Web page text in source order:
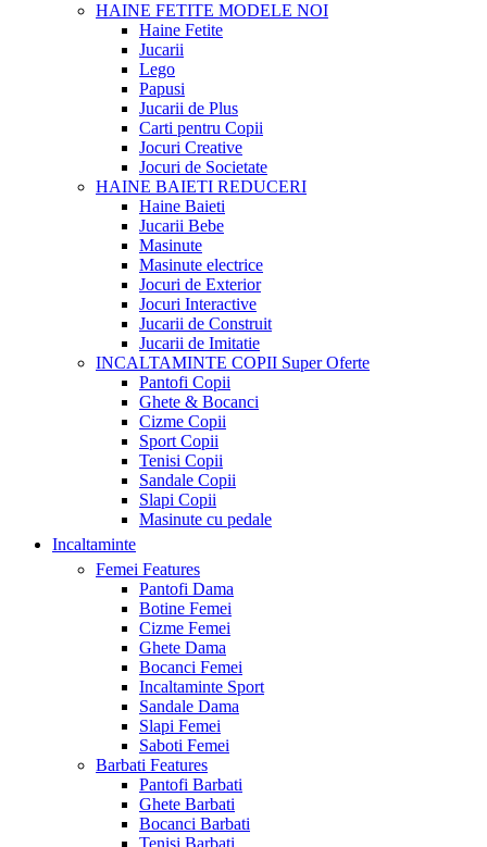
HAINE FETITE MODELE NOI
Haine Fetite
Jucarii
Lego
Papusi
Jucarii de Plus
Carti pentru Copii
Jocuri Creative
Jocuri de Societate
HAINE BAIETI REDUCERI
Haine Baieti
Jucarii Bebe
Masinute
Masinute electrice
Jocuri de Exterior
Jocuri Interactive
Jucarii de Construit
Jucarii de Imitatie
INCALTAMINTE COPII Super Oferte
Pantofi Copii
Ghete & Bocanci
Cizme Copii
Sport Copii
Tenisi Copii
Sandale Copii
Slapi Copii
Masinute cu pedale
Incaltaminte
Femei Features
Pantofi Dama
Botine Femei
Cizme Femei
Ghete Dama
Bocanci Femei
Incaltaminte Sport
Sandale Dama
Slapi Femei
Saboti Femei
Barbati Features
Pantofi Barbati
Ghete Barbati
Bocanci Barbati
Tenisi Barbati